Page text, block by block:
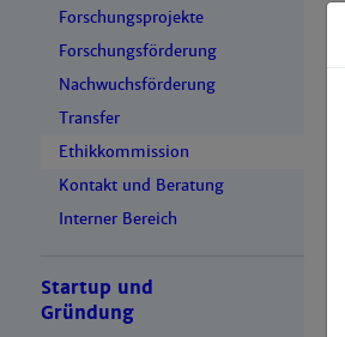
Forschungsprojekte
Forschungsförderung
Nachwuchsförderung
Transfer
Ethikkommission
Kontakt und Beratung
Interner Bereich
Startup und
Gründung